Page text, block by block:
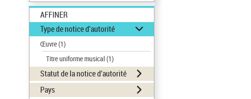
AFFINER
Type de notice d'autorité
Œuvre(1)
Titre uniforme musical(1)
Statut de la notice d’autorité
Pays